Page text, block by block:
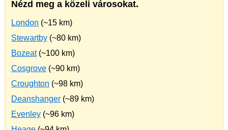
Nézd meg a közeli városokat.
London (~15 km)
Stewartby (~80 km)
Bozeat(~100 km)
Cosgrove (~90 km)
Croughton (~98 km)
Deanshanger (~89 km)
Evenley (~96 km)